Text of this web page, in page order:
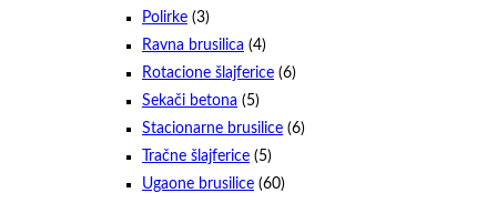
Polirke (3)
Ravna brusilica (4)
Rotacione šlajferice (6)
Sekači betona (5)
Stacionarne brusilice (6)
Tračne šlajferice (5)
Ugaone brusilice (60)